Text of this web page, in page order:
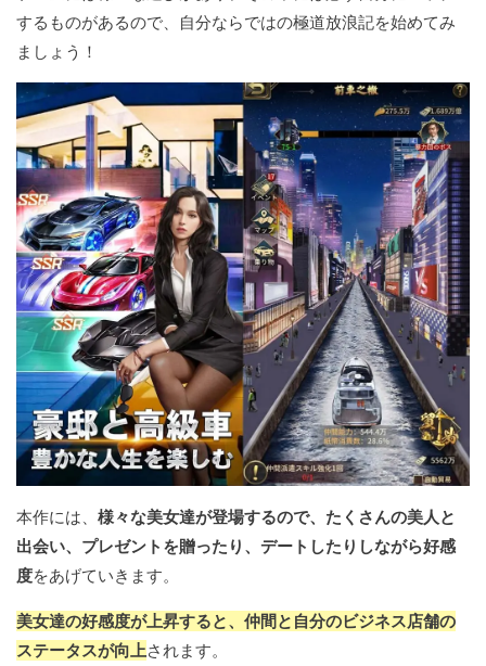
するものがあるので、自分ならではの極道放浪記を始めてみ
ましょう！
本作には、 様々な美女達が登場するので、たくさんの美人と
出会い、プレゼントを贈ったり、デートしたりしながら好感
度をあげていきます。
美女達の好感度が上昇すると、仲間と自分のビジネス店舗の
ステータスが向上されます。